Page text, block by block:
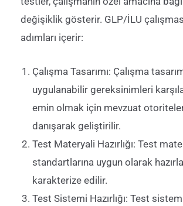
değişiklik gösterir. GLP/İLU
adımları içerir:
Çalışma Tasarımı: Çalışma
uygulanabilir gereksinimleri
emin olmak için mevzuat
danışarak geliştirilir.
Test Materyali Hazırlığı: Test
standartlarına uygun olarak
karakterize edilir.
Test Sistemi Hazırlığı: Test